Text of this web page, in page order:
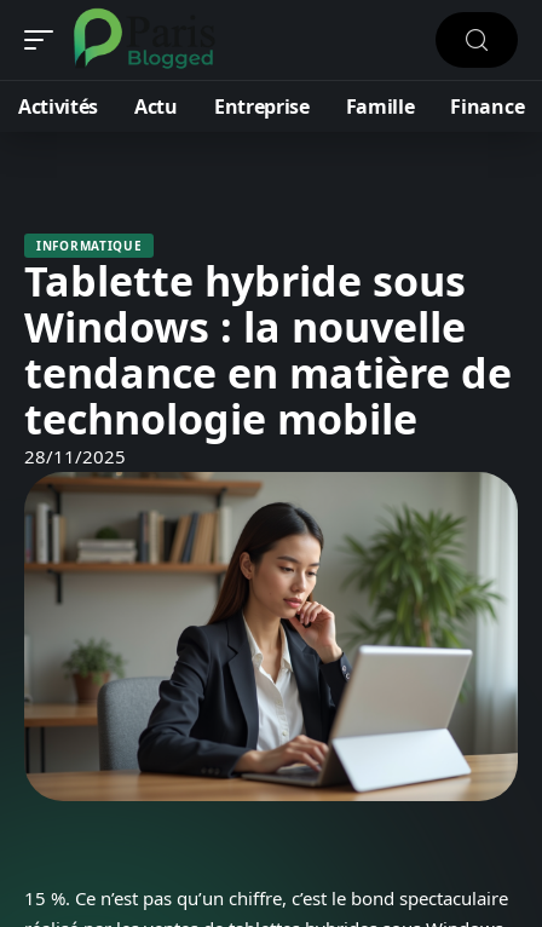
Activités Actu Entreprise Famille Finance
INFORMATIQUE
Tablette hybride sous
Windows : la nouvelle
tendance en matière de
technologie mobile
28/11/2025
15 %. Ce n’est pas qu’un chiffre, c’est le bond spectaculaire